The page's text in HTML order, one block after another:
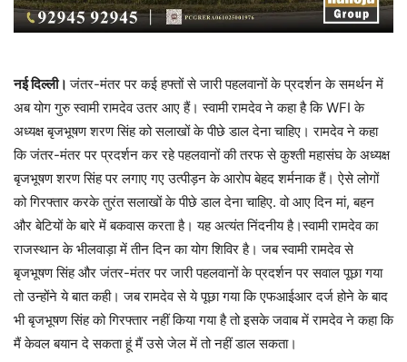
नई दिल्ली।जंतर-मंतर पर कई हफ्तों से जारी पहलवानों के प्रदर्शन के समर्थन में
अब योग गुरु स्वामी रामदेव उतर आए हैं। स्वामी रामदेव ने कहा है कि WFI के
अध्यक्ष बृजभूषण शरण सिंह को सलाखों के पीछे डाल देना चाहिए। रामदेव ने कहा
कि जंतर-मंतर पर प्रदर्शन कर रहे पहलवानों की तरफ से कुश्ती महासंघ के अध्यक्ष
बृजभूषण शरण सिंह पर लगाए गए उत्पीड़न के आरोप बेहद शर्मनाक हैं। ऐसे लोगों
को गिरफ्तार करके तुरंत सलाखों के पीछे डाल देना चाहिए. वो आए दिन मां, बहन
और बेटियों के बारे में बकवास करता है। यह अत्यंत निंदनीय है।स्वामी रामदेव का
राजस्थान के भीलवाड़ा में तीन दिन का योग शिविर है। जब स्वामी रामदेव से
बृजभूषण सिंह और जंतर-मंतर पर जारी पहलवानों के प्रदर्शन पर सवाल पूछा गया
तो उन्होंने ये बात कही। जब रामदेव से ये पूछा गया कि एफआईआर दर्ज होने के बाद
भी बृजभूषण सिंह को गिरफ्तार नहीं किया गया है तो इसके जवाब में रामदेव ने कहा कि
मैं केवल बयान दे सकता हूं मैं उसे जेल में तो नहीं डाल सकता।